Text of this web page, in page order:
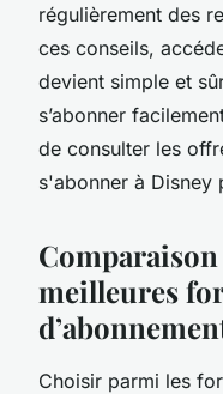
régulièrement des
ces conseils,
devient simple et
s’abonner
de consulter les
s'abonner à Disney
meilleures
Choisir parmi les